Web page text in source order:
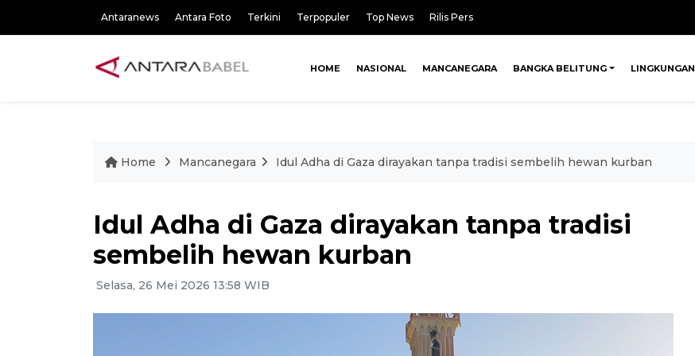
Antaranews Antara Foto Terkini Terpopuler Top News Rilis Pers
HOME NASIONAL MANCANEGARA BANGKA BELITUNG LINGKUNGAN
Home Mancanegara Idul Adha di Gaza dirayakan tanpa tradisi sembelih hewan kurban
Idul Adha di Gaza dirayakan tanpa tradisi
sembelih hewan kurban
Selasa, 26 Mei 2026 13:58 WIB